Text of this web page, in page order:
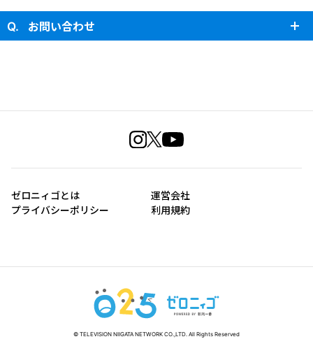
お問い合わせ
ゼロニィゴとは
運営会社
プライバシーポリシー
利用規約
© TELEVISION NIIGATA NETWORK CO.,LTD. All Rights Reserved